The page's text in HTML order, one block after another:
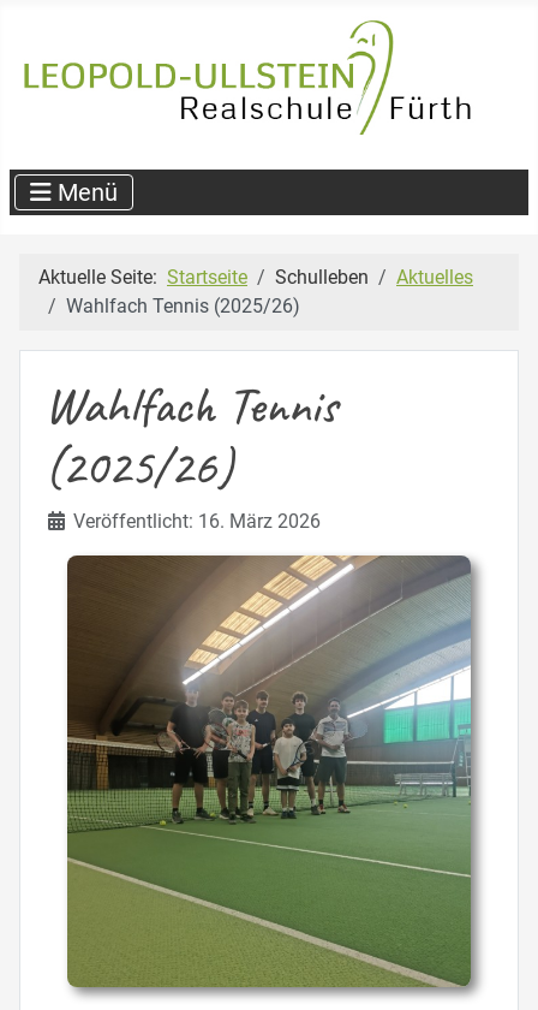
Aktuelle Seite: Startseite Schulleben
Aktuelles
Wahlfach Tennis (2025/26)
Wahlfach Tennis
(2025/26)
DetailsVeröffentlicht: 16. März 2026